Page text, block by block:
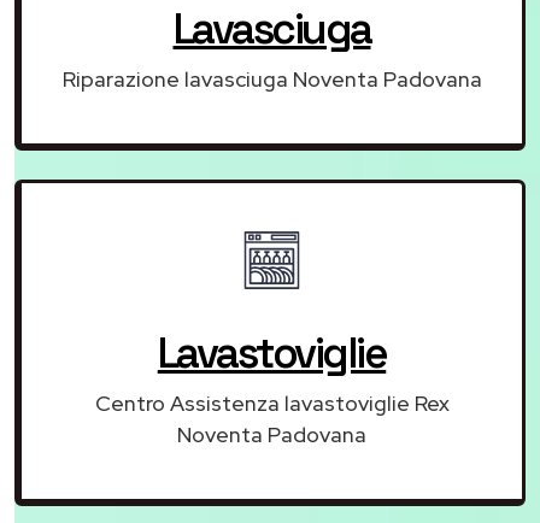
Lavasciuga
Riparazione lavasciuga Noventa Padovana
Lavastoviglie
Centro Assistenza lavastoviglie Rex
Noventa Padovana